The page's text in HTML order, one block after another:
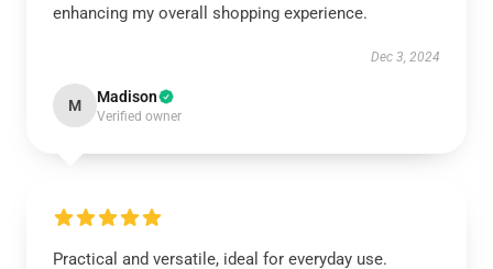
enhancing my overall shopping experience.
Dec 3, 2024
M Madison
Verified owner
Practical and versatile, ideal for everyday use.